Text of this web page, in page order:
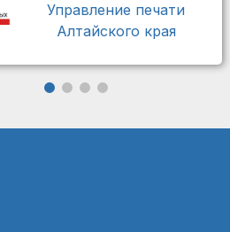
Управление печати
Алтайского края